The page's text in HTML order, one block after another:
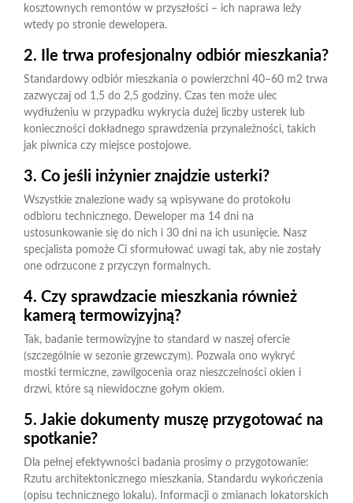
kosztownych remontów w przyszłości – ich naprawa leży
wtedy po stronie dewelopera.
2. Ile trwa profesjonalny odbiór mieszkania?
Standardowy odbiór mieszkania o powierzchni 40–60 m2 trwa
zazwyczaj od 1,5 do 2,5 godziny. Czas ten może ulec
wydłużeniu w przypadku wykrycia dużej liczby usterek lub
konieczności dokładnego sprawdzenia przynależności, takich
jak piwnica czy miejsce postojowe.
3. Co jeśli inżynier znajdzie usterki?
Wszystkie znalezione wady są wpisywane do protokołu
odbioru technicznego. Deweloper ma 14 dni na
ustosunkowanie się do nich i 30 dni na ich usunięcie. Nasz
specjalista pomoże Ci sformułować uwagi tak, aby nie zostały
one odrzucone z przyczyn formalnych.
4. Czy sprawdzacie mieszkania również
kamerą termowizyjną?
Tak, badanie termowizyjne to standard w naszej ofercie
(szczególnie w sezonie grzewczym). Pozwala ono wykryć
mostki termiczne, zawilgocenia oraz nieszczelności okien i
drzwi, które są niewidoczne gołym okiem.
5. Jakie dokumenty muszę przygotować na
spotkanie?
Dla pełnej efektywności badania prosimy o przygotowanie:
Rzutu architektonicznego mieszkania. Standardu wykończenia
(opisu technicznego lokalu). Informacji o zmianach lokatorskich